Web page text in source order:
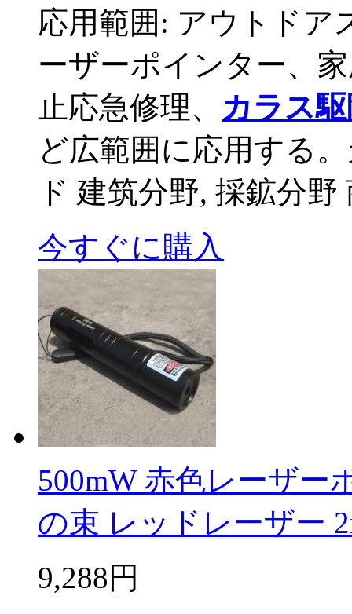
応用範囲: アウトドア
ーザーポインター、
止応急修理、
カラス
ど広範囲に応用する
ド 建筑分野, 採鉱分
今すぐに購入
500mW 赤色レーザー
の束 レッドレーザー
9,288円